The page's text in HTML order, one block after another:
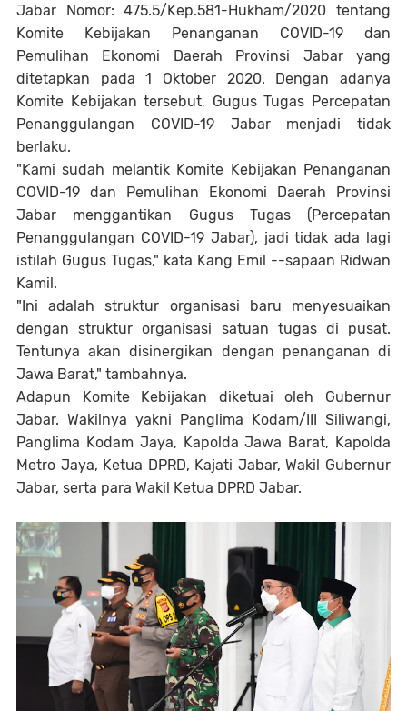
Jabar Nomor: 475.5/Kep.581-Hukham/2020 tentang
Komite Kebijakan Penanganan COVID-19 dan
Pemulihan Ekonomi Daerah Provinsi Jabar yang
ditetapkan pada 1 Oktober 2020. Dengan adanya
Komite Kebijakan tersebut, Gugus Tugas Percepatan
Penanggulangan COVID-19 Jabar menjadi tidak
berlaku.
"Kami sudah melantik Komite Kebijakan Penanganan
COVID-19 dan Pemulihan Ekonomi Daerah Provinsi
Jabar menggantikan Gugus Tugas (Percepatan
Penanggulangan COVID-19 Jabar), jadi tidak ada lagi
istilah Gugus Tugas," kata Kang Emil --sapaan Ridwan
Kamil.
"Ini adalah struktur organisasi baru menyesuaikan
dengan struktur organisasi satuan tugas di pusat.
Tentunya akan disinergikan dengan penanganan di
Jawa Barat," tambahnya.
Adapun Komite Kebijakan diketuai oleh Gubernur
Jabar. Wakilnya yakni Panglima Kodam/III Siliwangi,
Panglima Kodam Jaya, Kapolda Jawa Barat, Kapolda
Metro Jaya, Ketua DPRD, Kajati Jabar, Wakil Gubernur
Jabar, serta para Wakil Ketua DPRD Jabar.